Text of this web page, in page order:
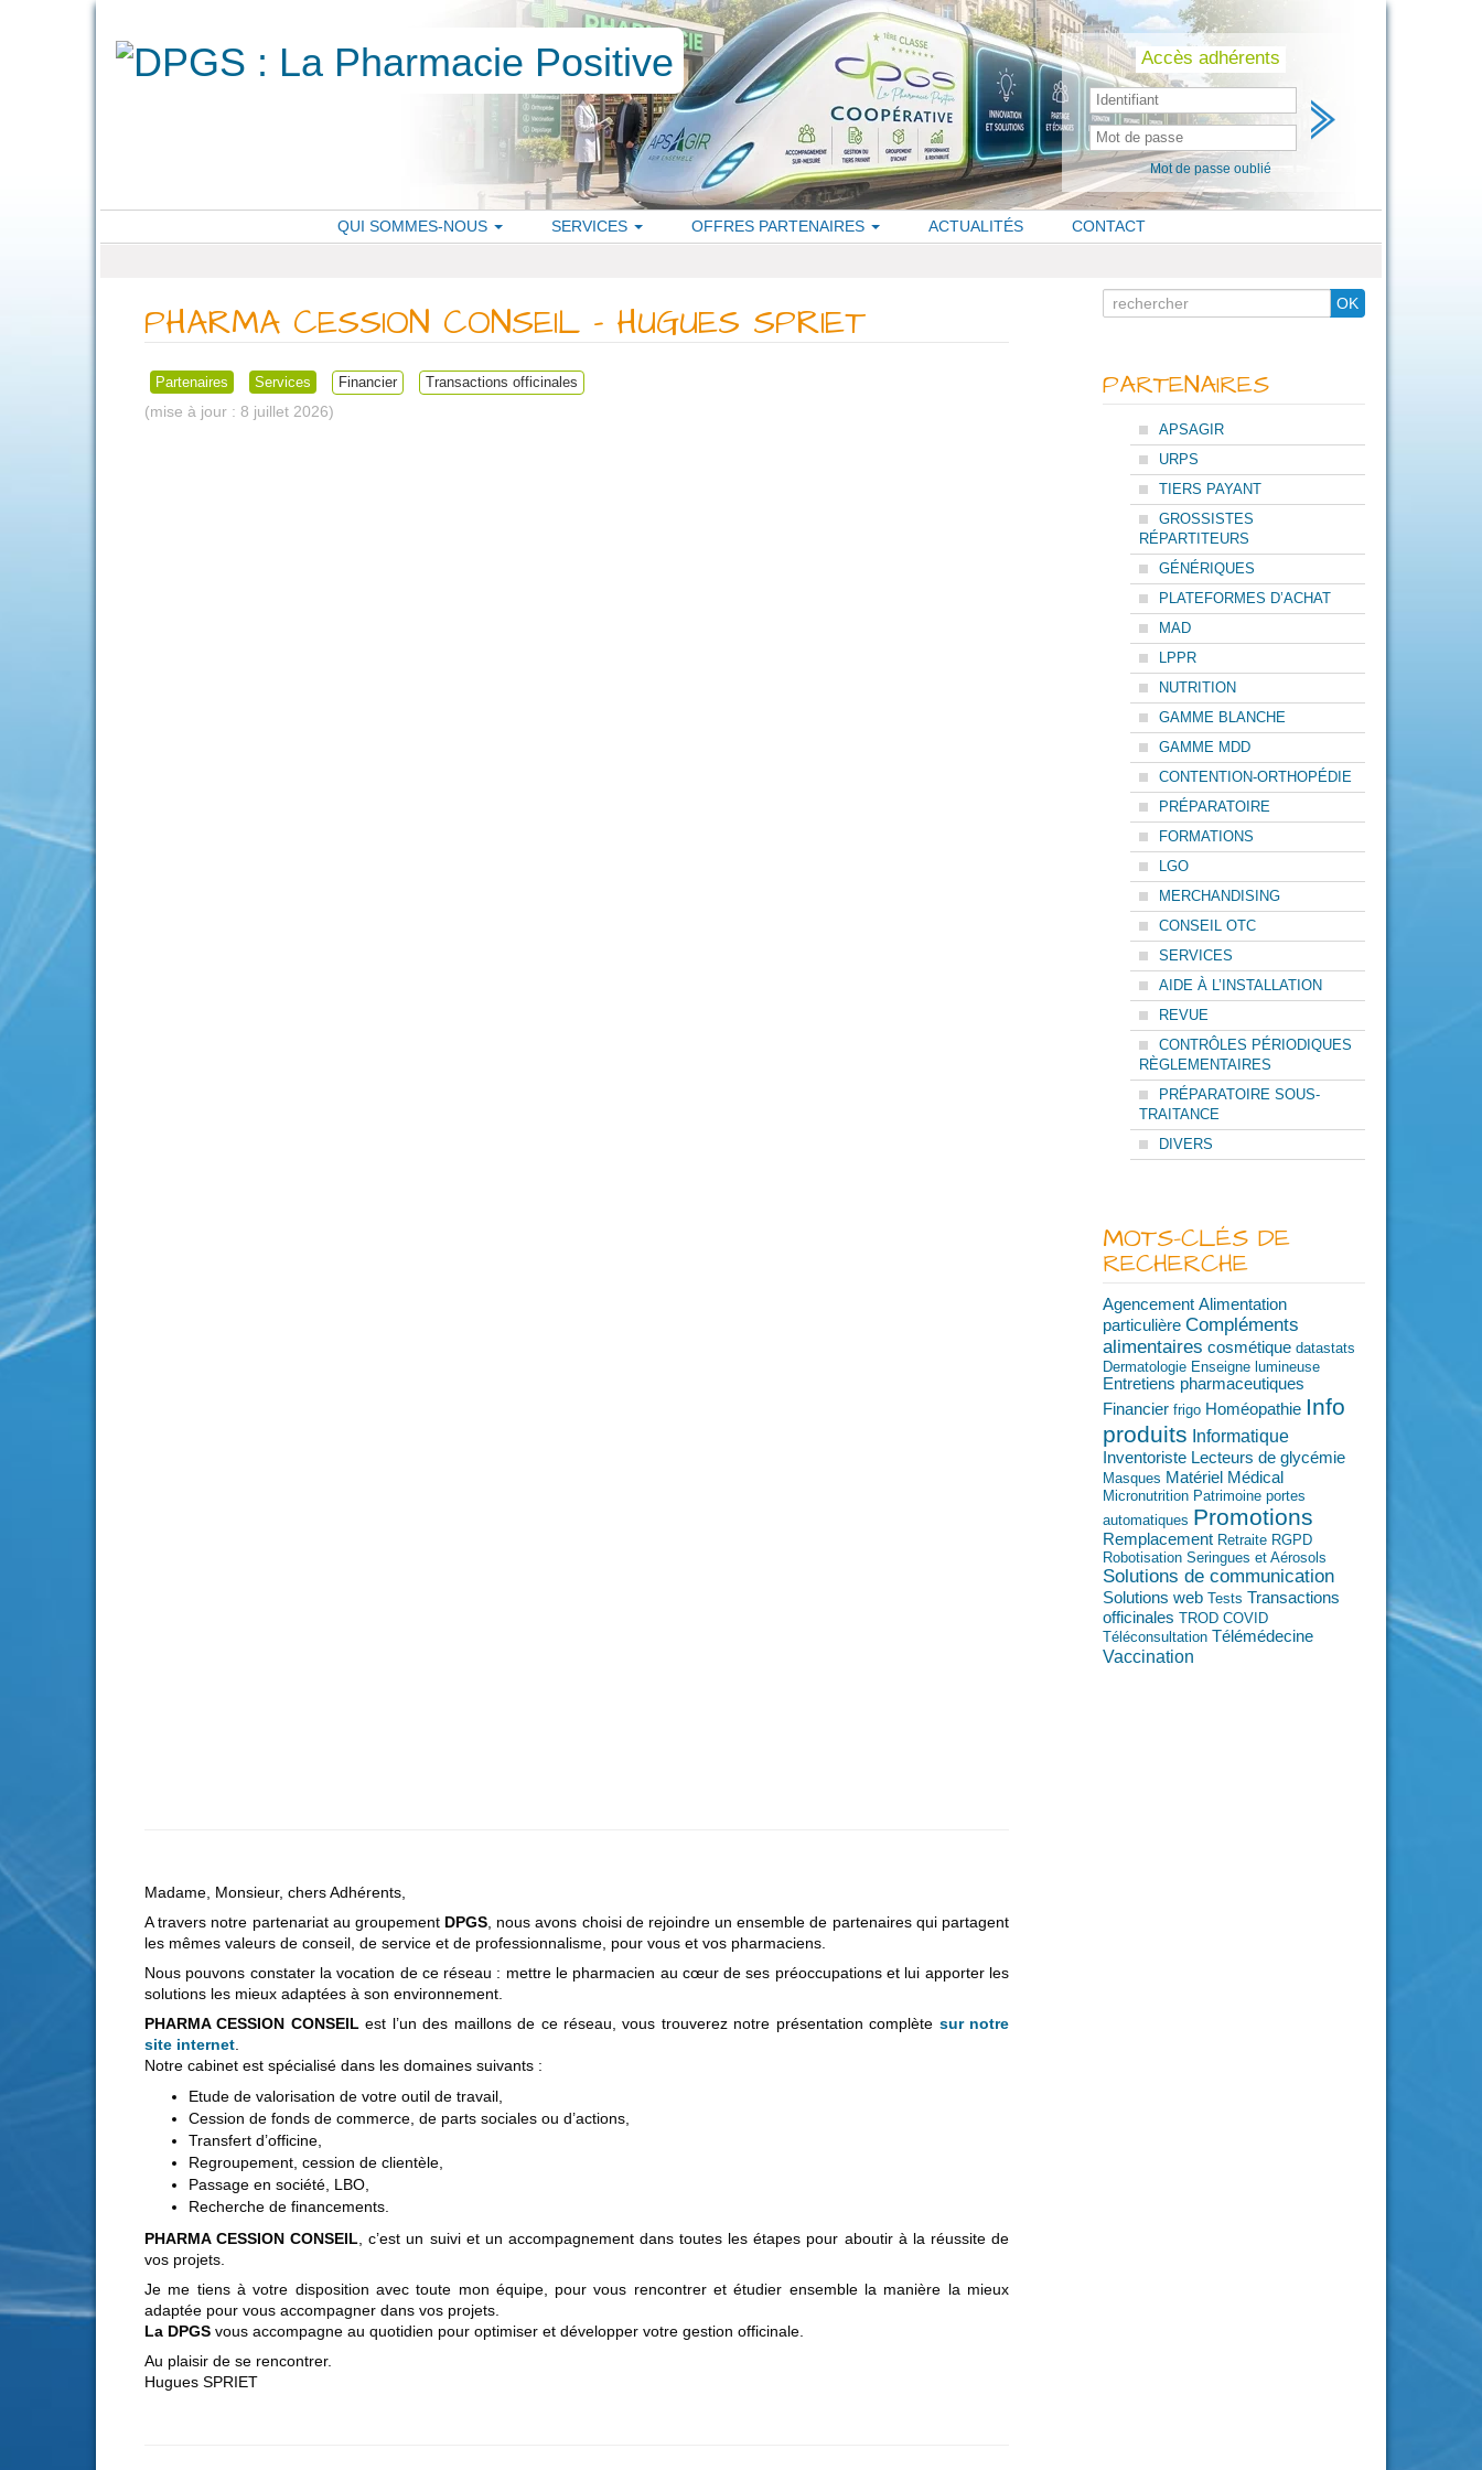
Skip
to
content Accès adhérents
Mot de passe oublié
QUI SOMMES-NOUS SERVICES OFFRES PARTENAIRES ACTUALITÉS CONTACT
PHARMA CESSION CONSEIL – HUGUES SPRIET
Partenaires Services Financier Transactions officinales
8 juillet 2026
Madame, Monsieur, chers Adhérents,
A travers notre partenariat au groupement DPGS , nous avons choisi de rejoindre un ensemble de partenaires qui partagent
les mêmes valeurs de conseil, de service et de professionnalisme, pour vous et vos pharmaciens.
Nous pouvons constater la vocation de ce réseau : mettre le pharmacien au cœur de ses préoccupations et lui apporter les
solutions les mieux adaptées à son environnement.
PHARMA CESSION CONSEIL est l’un des maillons de ce réseau, vous trouverez notre présentation complète sur notre
site internet
Notre cabinet est spécialisé dans les domaines suivants :
Etude de valorisation de votre outil de travail,
Cession de fonds de commerce, de parts sociales ou d’actions,
Transfert d’officine,
Regroupement, cession de clientèle,
Passage en société, LBO,
Recherche de financements.
PHARMA CESSION CONSEIL , c’est un suivi et un accompagnement dans toutes les étapes pour aboutir à la réussite de
vos projets.
Je me tiens à votre disposition avec toute mon équipe, pour vous rencontrer et étudier ensemble la manière la mieux
adaptée pour vous accompagner dans vos projets.
La DPGS vous accompagne au quotidien pour optimiser et développer votre gestion officinale.
Au plaisir de se rencontrer.
Hugues SPRIET
Search
for
OK
PARTENAIRES
APSAGIR
URPS
TIERS PAYANT
GROSSISTES
RÉPARTITEURS
GÉNÉRIQUES
PLATEFORMES D’ACHAT
MAD
LPPR
NUTRITION
GAMME BLANCHE
GAMME MDD
CONTENTION-ORTHOPÉDIE
PRÉPARATOIRE
FORMATIONS
LGO
MERCHANDISING
CONSEIL OTC
SERVICES
AIDE À L’INSTALLATION
REVUE
CONTRÔLES PÉRIODIQUES
RÈGLEMENTAIRES
PRÉPARATOIRE SOUS-
TRAITANCE
DIVERS
MOTS-CLÉS DE
RECHERCHE
Agencement Alimentation
particulière Compléments
alimentaires cosmétique datastats
Dermatologie Enseigne lumineuse
Entretiens pharmaceutiques
Financier frigo Homéopathie Info
produits Informatique
Inventoriste Lecteurs de glycémie
Masques Matériel Médical
Micronutrition Patrimoine portes
automatiques Promotions
Remplacement Retraite RGPD
Robotisation Seringues et Aérosols
Solutions de communication
Solutions web Tests Transactions
officinales TROD COVID
Téléconsultation Télémédecine
Vaccination